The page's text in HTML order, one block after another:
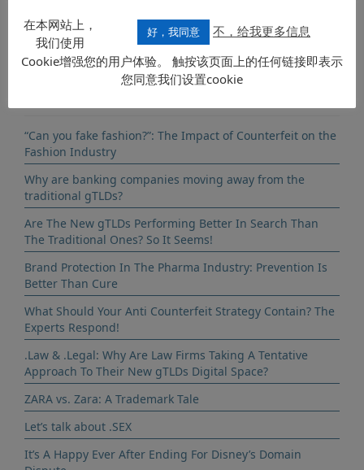
联系
“Can you fake fashion?”: The Impact of Counterfeit on the
Fashion Industry
Why are banking companies moving away from the
traditional gTLDs?
Are The New gTLDs Performing Better In Search Than
The Traditional Ones? So It Seems!
Brand Protection In The Pharma Industry: Prevention Is
Better Than Cure
What Should Your Anti Counterfeit Strategy Contain? The
Experts Respond!
.Law & .Legal: Why Are Law Firms Taking A Tentative
Approach To Their New gTLDs Digital Space?
ZARA vs. Zara: A Trademark Tale
Let’s talk about .SEX
It’s A Happy Ever After Ending For Disney’s Domain
好，我同意 不，给我更多信息
在本网站上，
我们使用
Cookie增强您的用户体验。 触按该页面上的任何链接即表示
您同意我们设置cookie